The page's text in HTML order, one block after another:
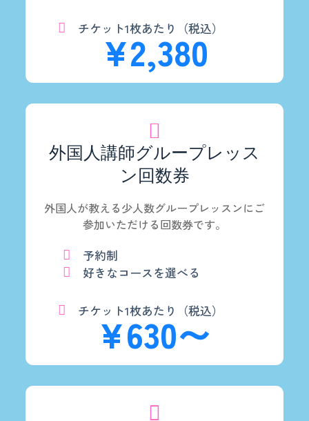
チケット1枚あたり（税込）
¥2,380
外国人講師グループレッス
ン回数券
外国人が教える少人数グループレッスンにご
参加いただける回数券です。
予約制
好きなコースを選べる
チケット1枚あたり（税込）
¥630〜